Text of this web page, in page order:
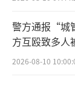
警方通报“城
方互殴致多人
2026-08-10